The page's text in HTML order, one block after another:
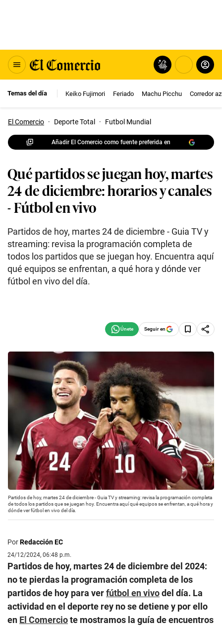
Temas del día Keiko Fujimori Feriado Machu Picchu Corredor
El Comercio · Deporte Total · Futbol Mundial
Añadir El Comercio como fuente preferida en
Qué partidos se juegan hoy, martes
24 de diciembre: horarios y canales
- Fútbol en vivo
Partidos de hoy, martes 24 de diciembre - Guia TV y
streaming: revisa la programación completa de
todos los partidos que se juegan hoy. Encuentra aquí
qué equipos se enfrentan, a qué hora y dónde ver
fútbol en vivo del día.
Seguir en
Partidos de hoy, martes 24 de diciembre - Guia TV y streaming: revisa la programación completa
de todos los partidos que se juegan hoy. Encuentra aquí qué equipos se enfrentan, a qué hora y
dónde ver fútbol en vivo del día.
PorRedacción EC
24/12/2024, 06:48 p.m.
Partidos de hoy, martes 24 de diciembre del 2024:
no te pierdas la programación completa de los
partidos de hoy para verfútbol en vivodel día. La
actividad en el deporte rey no se detiene y por ello
en El Comerciote mostramos la guía de encuentros